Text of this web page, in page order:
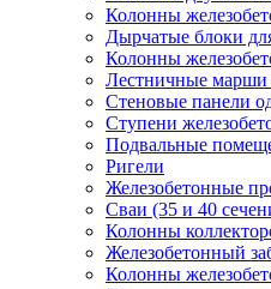
Колонны
Дырчатые блоки
Колонны
Лестничные марши
Стеновые панели
Ступени
Подвальные
Ригели
Железобетонные
Сваи (35 и 40
Колонны
Железобетонный
Колонны